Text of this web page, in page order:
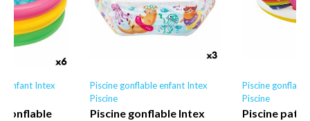
enfant Intex
gonflable
Piscine gonflable enfant Intex
Piscine
Piscine gonflable Intex
Piscine
Piscine
Piscine